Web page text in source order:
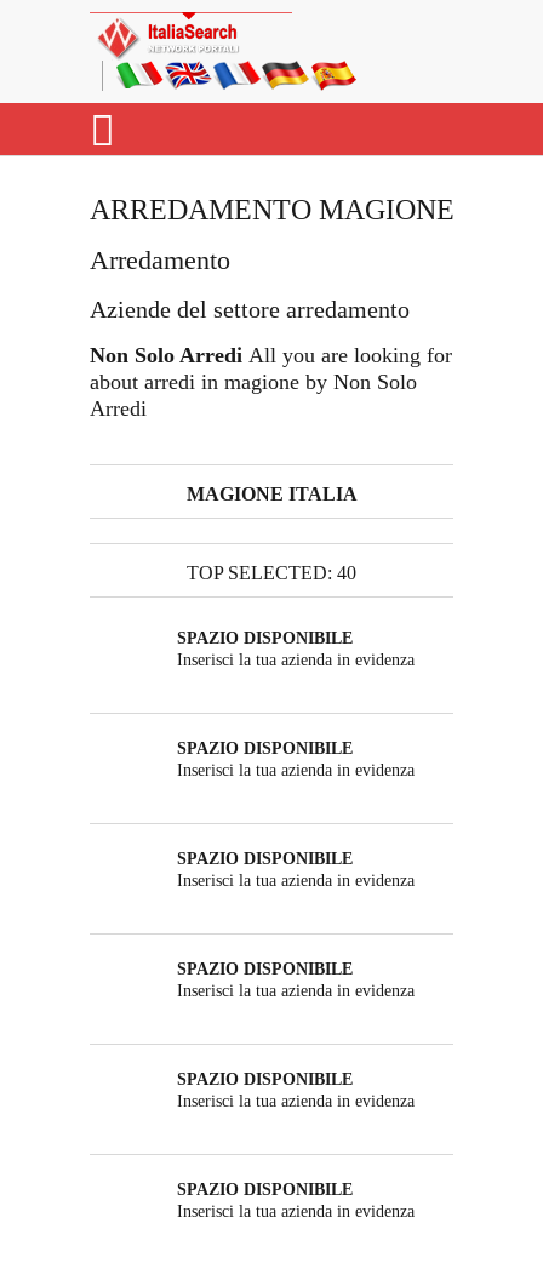
ARREDAMENTO MAGIONE
Arredamento
Aziende del settore arredamento
Non Solo Arredi All you are looking for
about arredi in magione by Non Solo
Arredi
MAGIONE ITALIA
TOP SELECTED: 40
SPAZIO DISPONIBILE
Inserisci la tua azienda in evidenza
SPAZIO DISPONIBILE
Inserisci la tua azienda in evidenza
SPAZIO DISPONIBILE
Inserisci la tua azienda in evidenza
SPAZIO DISPONIBILE
Inserisci la tua azienda in evidenza
SPAZIO DISPONIBILE
Inserisci la tua azienda in evidenza
SPAZIO DISPONIBILE
Inserisci la tua azienda in evidenza